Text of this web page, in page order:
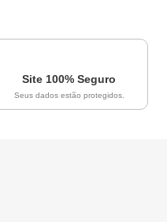
Site 100% Seguro
Seus dados estão protegidos.